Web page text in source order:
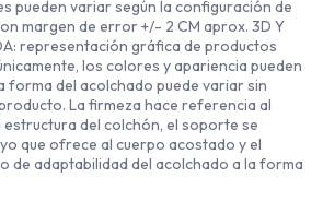
pueden variar según la configuración de
margen de error +/- 2 CM aprox. 3D Y
representación gráfica de productos
los colores y apariencia pueden
forma del acolchado puede variar sin
La firmeza hace referencia al
del colchón, el soporte se
que ofrece al cuerpo acostado y el
de adaptabilidad del acolchado a la forma